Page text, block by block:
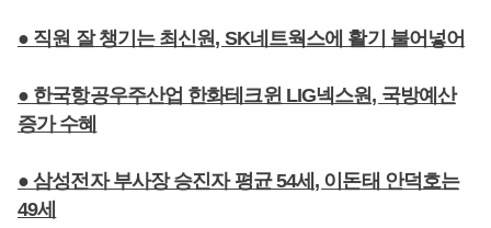
● 직원 잘 챙기는 최신원, SK네트웍스에 활기 불어넣어
● 한국항공우주산업 한화테크윈 LIG넥스원, 국방예산
증가 수혜
● 삼성전자 부사장 승진자 평균 54세, 이돈태 안덕호는
49세